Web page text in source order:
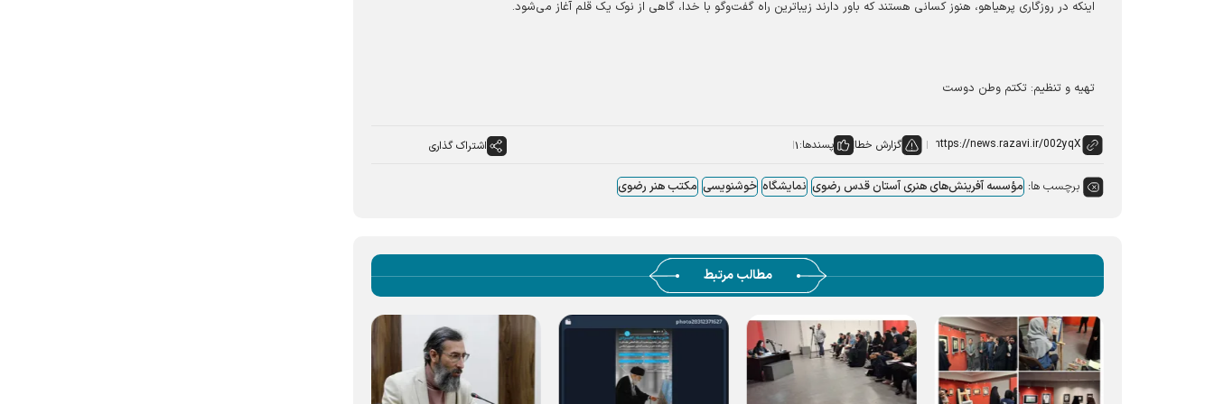
اینکه در روزگاری پرهیاهو، هنوز کسانی هستند که باور دارند زیباترین راه گفت‌وگو با خدا، گاهی از نوک یک قلم آغاز می‌شود.
تهیه و تنظیم: تکتم وطن دوست
گزارش خطا پسندها: ۱ اشتراک گذاری
برچسب ها: مؤسسه آفرینش‌های هنری آستان قدس رضوی نمایشگاه خوشنویسی مکتب هنر رضوی
مطالب مرتبط